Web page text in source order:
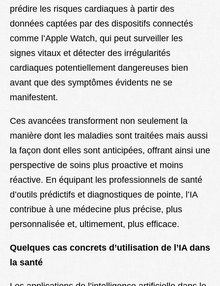
prédire les risques cardiaques à partir des
données captées par des dispositifs connectés
comme l’Apple Watch, qui peut surveiller les
signes vitaux et détecter des irrégularités
cardiaques potentiellement dangereuses bien
avant que des symptômes évidents ne se
manifestent.
Ces avancées transforment non seulement la
manière dont les maladies sont traitées mais aussi
la façon dont elles sont anticipées, offrant ainsi une
perspective de soins plus proactive et moins
réactive. En équipant les professionnels de santé
d’outils prédictifs et diagnostiques de pointe, l’IA
contribue à une médecine plus précise, plus
personnalisée et, ultimement, plus efficace.
Quelques cas concrets d’utilisation de l’IA dans
la santé